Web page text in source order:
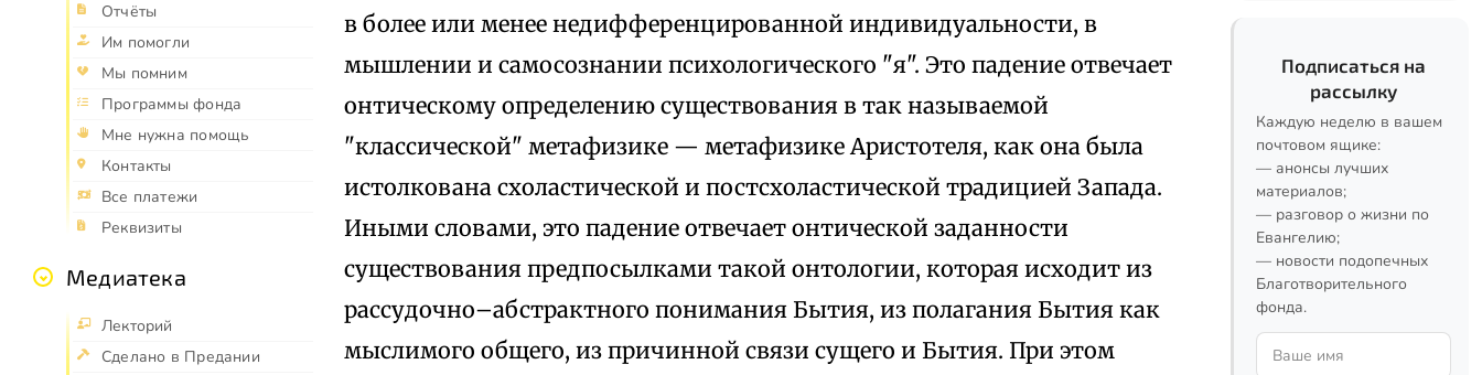
Отчёты
Им помогли
Мы помним
Программы фонда
Мне нужна помощь
Контакты
Все платежи
Реквизиты
Медиатека
Лекторий
Сделано в Предании
в более или менее недифференцированной индивидуальности, в
мышлении и самосознании психологического "я". Это падение отвечает
онтическому определению существования в так называемой
"классической" метафизике — метафизике Аристотеля, как она была
истолкована схоластической и постсхоластической традицией Запада.
Иными словами, это падение отвечает онтической заданности
существования предпосылками такой онтологии, которая исходит из
рассудочно–абстрактного понимания Бытия, из полагания Бытия как
мыслимого общего, из причинной связи сущего и Бытия. При этом
Подписаться на
рассылку
Каждую неделю в вашем
почтовом ящике:
— анонсы лучших
материалов;
— разговор о жизни по
Евангелию;
— новости подопечных
Благотворительного
фонда.